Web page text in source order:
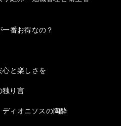
番お得なの？
と楽しさを
独り言
ィオニソスの陶酔